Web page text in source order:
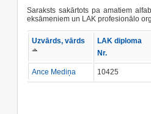
Saraksts sakārtots pa amatiem
eksāmeniem un LAK profesionālo
Uzvārds, vārds
LAK diploma
Nr.
Ance Mediņa 10425